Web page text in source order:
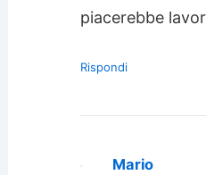
piacerebbe
Rispondi
Mario